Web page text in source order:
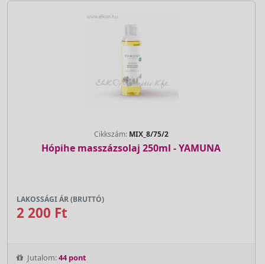
Cikkszám: MIX_8/75/2
Hópihe masszázsolaj 250ml - YAMUNA
LAKOSSÁGI ÁR (BRUTTÓ)
2 200 Ft
Jutalom:44 pont